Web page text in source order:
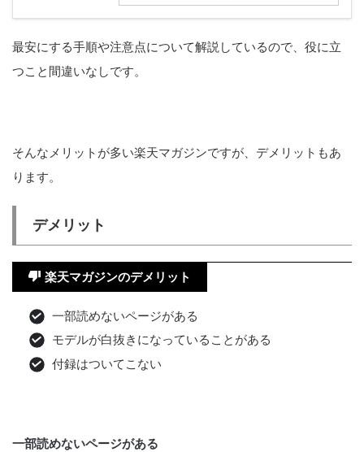
最安にする手順や注意点について解説しているので、役に立
つこと間違いなしです。
そんなメリットが多い楽天マガジンですが、デメリットもあ
ります。
デメリット
楽天マガジンのデメリット
一部読めないページがある
モデルが白抜きになっていることがある
付録はついてこない
一部読めないページがある